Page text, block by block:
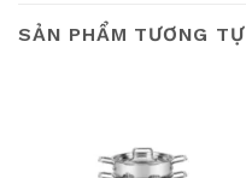
SẢN PHẨM TƯƠNG TỰ